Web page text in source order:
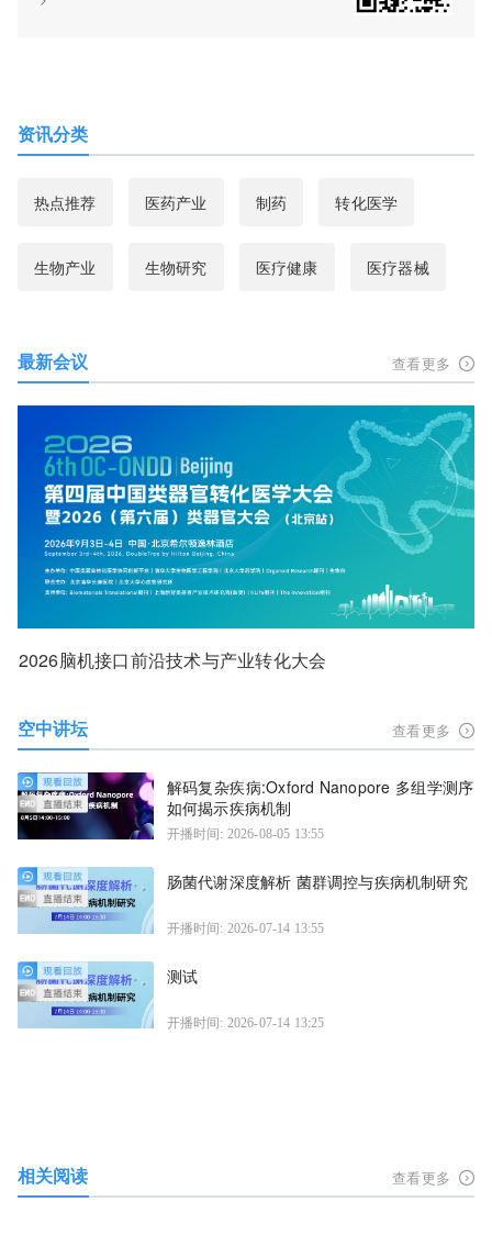
资讯分类
热点推荐 医药产业 制药 转化医学
生物产业 生物研究 医疗健康 医疗器械
最新会议 查看更多
2026脑机接口前沿技术与产业转化大会
空中讲坛 查看更多
解码复杂疾病:Oxford Nanopore 多组学测序
如何揭示疾病机制
开播时间: 2026-08-05 13:55
肠菌代谢深度解析 菌群调控与疾病机制研究
开播时间: 2026-07-14 13:55
测试
开播时间: 2026-07-14 13:25
相关阅读 查看更多